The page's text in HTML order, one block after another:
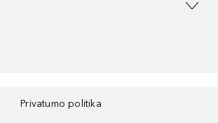
Privatumo politika